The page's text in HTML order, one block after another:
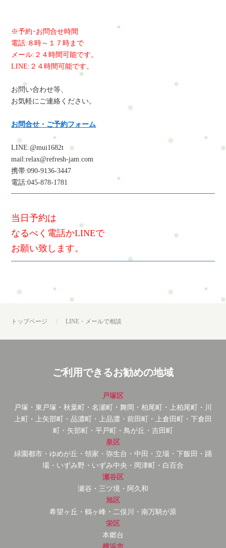
※予約･お問合せ時間
電話:８時～１７時まで
メール:２４時間可能です。
LINE:２４時間可能です。
お問い合わせ等、
お気軽にご連絡ください。
お問合せ・ご予約フォーム
LINE:@mui1682t
mail:relax@refresh-jam.com
携帯:090-9136-3447
電話:045-878-1781
当日予約は
なるべく電話かLINEで
お願い致します。
トップページ LINE・メールで相談
ご利用できるお勧めの地域
戸塚区
戸塚・東戸塚・秋葉町・名瀬町・舞岡・柏尾町・上柏尾町・川
上町・上矢部町・品濃町・上品濃・前田町・上倉田町・下倉田
町・矢部町・平戸町・鳥が丘・吉田町
泉区
緑園都市・ゆめが丘・領家・弥生台・中田・立場・下飯田・踊
場・いずみ野・いずみ中央・岡津町・白百合
瀬谷区
瀬谷・三ツ境・阿久和
旭区
希望ヶ丘・鶴ヶ峰・二俣川・南万騎が原
栄区
本郷台